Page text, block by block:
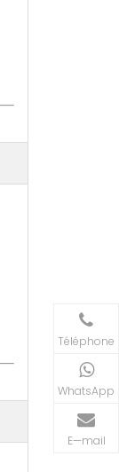
Téléphone
WhatsApp
E—mail